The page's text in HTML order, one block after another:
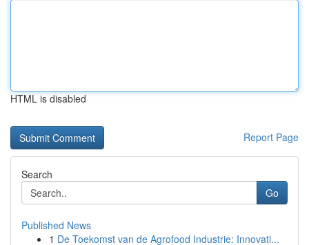
HTML is disabled
Report Page
Search
Go
Published News
1 De Toekomst van de Agrofood Industrie: Innovati...